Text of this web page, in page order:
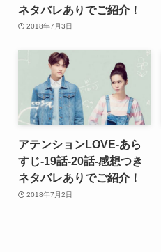
ネタバレありでご紹介！
2018年7月3日
アテンションLOVE-あら
すじ-19話-20話-感想つき
ネタバレありでご紹介！
2018年7月2日